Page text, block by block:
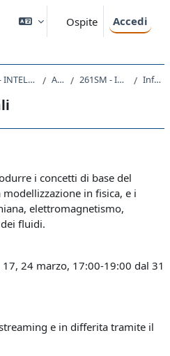
Ospite Accedi
SM32 - INTELLIGENZA ARTIFICIALE E DATA ANALYTICS A.A. 2020 - 2021 261SM - INTRODUZIONE ALLA FISICA 2020 Informazioni generali
i concetti di base del
in fisica, e i
elettromagnetismo,
fluidi.
24 marzo, 17:00-19:00 dal 31
e in differita tramite il